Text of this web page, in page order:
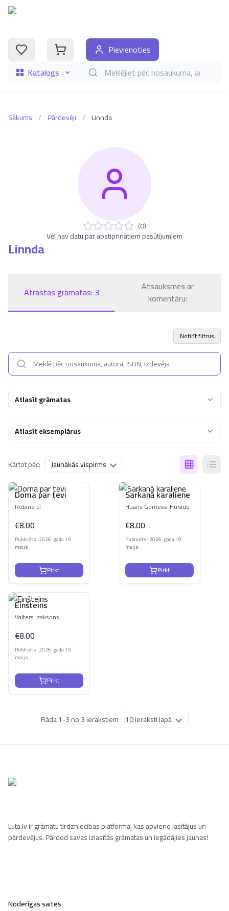
Katalogs Meklēt grāmatas pēc nosaukuma, autora,
Pievienoties
Sākums / Pārdevēji / Linnda
(0)
Vēl nav datu par apstiprinātiem pasūtījumiem
Linnda
Atrastas grāmatas: 3
Atsauksmes ar
komentāru:
Notīrīt filtrus
Atlasīt grāmatas
Atlasīt eksemplārus
Kārtot pēc:
Doma par tevi
Robine Lī
€8.00
Publicēts: 2026. gada 19.
maijs
Pirkt
Sarkanā karaliene
Huans Gomess-Hurado
€8.00
Publicēts: 2026. gada 19.
maijs
Pirkt
Einšteins
Valters Izaksons
€8.00
Publicēts: 2026. gada 19.
maijs
Pirkt
Rāda1-3no3ierakstiem
Luta.lv ir grāmatu tirdzniecības platforma, kas apvieno lasītājus un
pārdevējus. Pārdod savas izlasītās grāmatas un iegādājies jaunas!
Noderīgas saites